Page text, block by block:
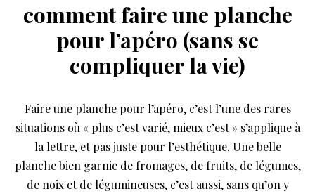
comment faire une planche
pour l’apéro (sans se
compliquer la vie)
Faire une planche pour l’apéro, c’est l’une des rares
situations où « plus c’est varié, mieux c’est » s’applique à
la lettre, et pas juste pour l’esthétique. Une belle
planche bien garnie de fromages, de fruits, de légumes,
de noix et de légumineuses, c’est aussi, sans qu’on y